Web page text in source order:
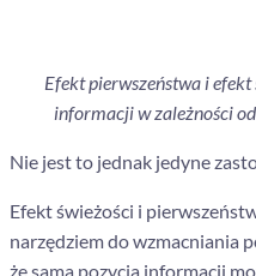
Efekt pierwszeństwa i
informacji w zależności
Nie jest to jednak jedyne
Efekt świeżości i
narzędziem do wzmacniania
że sama pozycja informacji